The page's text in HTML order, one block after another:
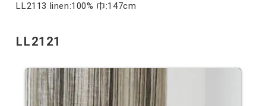
LL2113 linen:100% 巾:147cm
LL2121